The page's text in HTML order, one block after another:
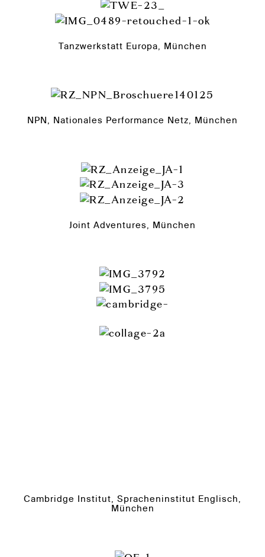
Tanzwerkstatt Europa, München
NPN, Nationales Performance Netz, München
Joint Adventures, München
Cambridge Institut, Spracheninstitut Englisch,
München